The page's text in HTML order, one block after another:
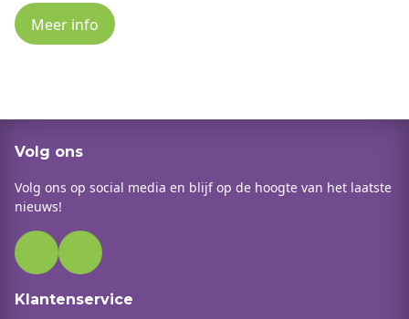
Meer info
Volg ons
Volg ons op social media en blijf op de hoogte van het laatste
nieuws!
Klantenservice